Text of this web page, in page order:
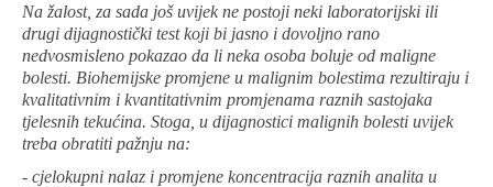
Na žalost, za sada još uvijek ne postoji neki laboratorijski ili
drugi dijagnostički test koji bi jasno i dovoljno rano
nedvosmisleno pokazao da li neka osoba boluje od maligne
bolesti. Biohemijske promjene u malignim bolestima rezultiraju i
kvalitativnim i kvantitativnim promjenama raznih sastojaka
tjelesnih tekućina. Stoga, u dijagnostici malignih bolesti uvijek
treba obratiti pažnju na:
- cjelokupni nalaz i promjene koncentracija raznih analita u